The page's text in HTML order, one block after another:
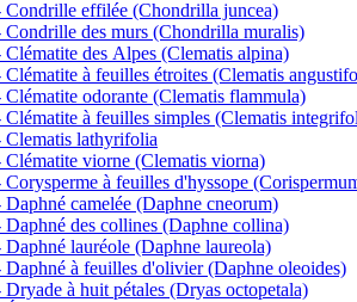
Condrille effilée (Chondrilla juncea)
Condrille des murs (Chondrilla muralis)
des Alpes (Clematis alpina)
à feuilles étroites (Clematis
odorante (Clematis flammula)
à feuilles simples (Clematis
Clematis lathyrifolia
Clématite viorne (Clematis viorna)
à feuilles d'hyssope
camelée (Daphne cneorum)
des collines (Daphne collina)
lauréole (Daphne laureola)
Daphné à feuilles d'olivier (Daphne oleoides)
à huit pétales (Dryas octopetala)